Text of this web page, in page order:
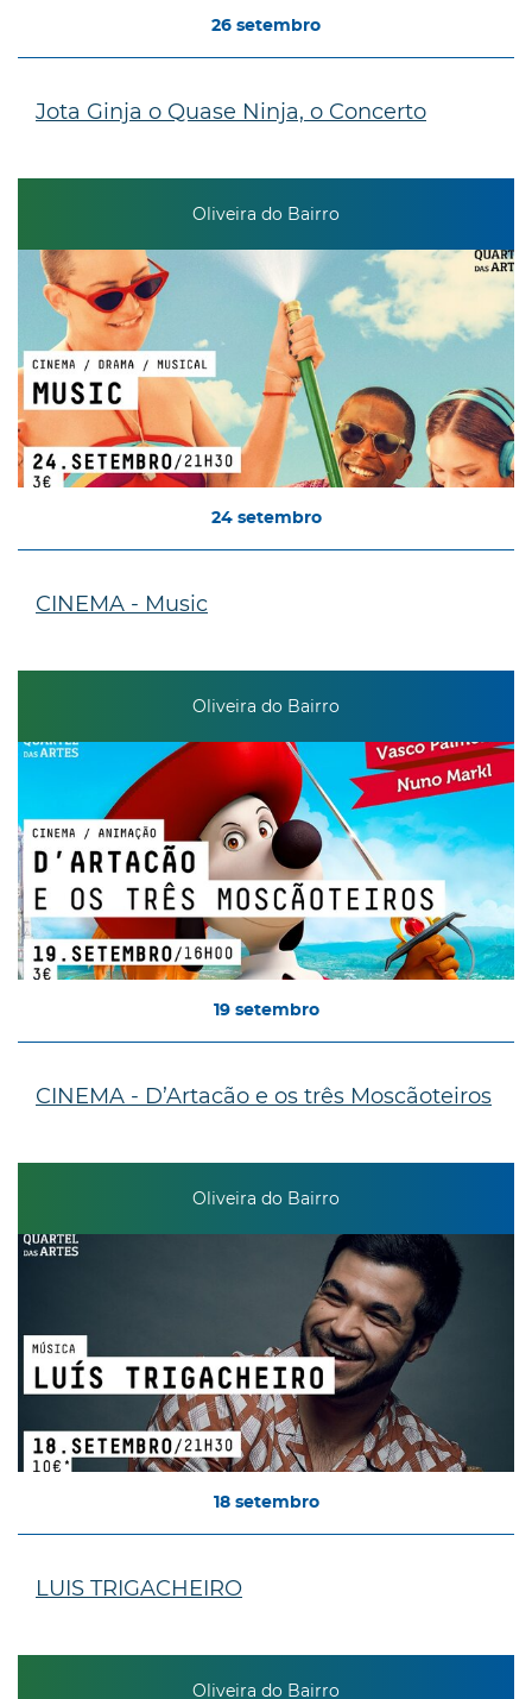
26 setembro
Jota Ginja o Quase Ninja, o Concerto
Oliveira do Bairro
24 setembro
CINEMA - Music
Oliveira do Bairro
19 setembro
CINEMA - D’Artacão e os três Moscãoteiros
Oliveira do Bairro
18 setembro
LUIS TRIGACHEIRO
Oliveira do Bairro